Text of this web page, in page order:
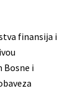
finansija i
Bosne i